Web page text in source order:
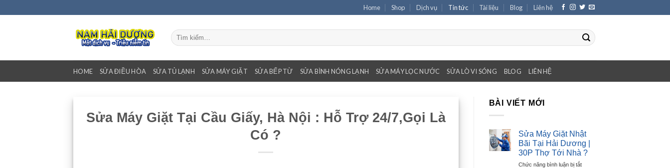
Home Shop Dịch vụ Tin tức Tài liệu Blog Liên hệ
Tìm
kiếm:
HOME SỬA ĐIỀU HÒA SỬA TỦ LẠNH SỬA MÁY GIẶT SỬA BẾP TỪ SỬA BÌNH NÓNG LẠNH SỬA MÁY LỌC NƯỚC SỬA LÒ VI SÓNG BLOG LIÊN HỆ
Sửa Máy Giặt Tại Cầu Giấy, Hà Nội : Hỗ Trợ 24/7,Gọi Là
Có ?
BÀI VIẾT MỚI
Sửa Máy Giặt Nhật
Bãi Tại Hải Dương |
30P Thợ Tới Nhà ?
Chức năng bình luận bị tắtở